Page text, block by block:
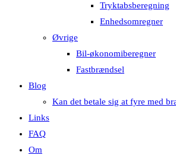
Tryktabsberegning
Enhedsomregner
Øvrige
Bil-økonomiberegner
Fastbrændsel
Blog
Kan det betale sig at fyre med
Links
FAQ
Om